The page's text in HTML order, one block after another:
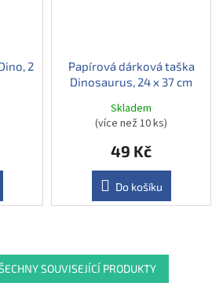
2
Papírová dárková taška
Dinosaurus, 24 x 37 cm
Skladem
(více než 10 ks)
49 Kč
Do košíku
SOUVISEJÍCÍ PRODUKTY